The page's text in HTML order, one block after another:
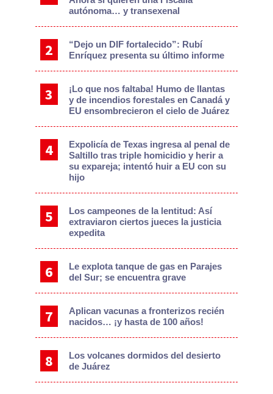
autónoma… y transexenal
“Dejo un DIF fortalecido”: Rubí
Enríquez presenta su último informe
¡Lo que nos faltaba! Humo de llantas
y de incendios forestales en Canadá y
EU ensombrecieron el cielo de Juárez
Expolicía de Texas ingresa al penal de
Saltillo tras triple homicidio y herir a
su expareja; intentó huir a EU con su
hijo
Los campeones de la lentitud: Así
extraviaron ciertos jueces la justicia
expedita
Le explota tanque de gas en Parajes
del Sur; se encuentra grave
Aplican vacunas a fronterizos recién
nacidos… ¡y hasta de 100 años!
Los volcanes dormidos del desierto
de Juárez